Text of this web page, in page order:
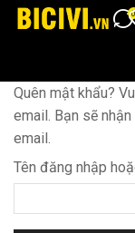
Quên mật khẩu?
email. Bạn sẽ
email.
Tên đăng nhập